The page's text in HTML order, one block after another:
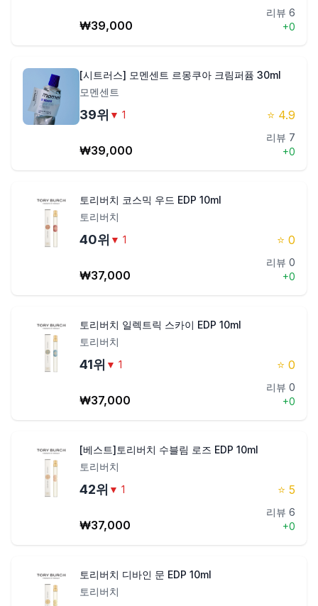
₩39,000
리뷰 6
+0
[시트러스] 모멘센트 르몽쿠아 크림퍼퓸 30ml
모멘센트
39위 ▼ 1 ⭐ 4.9
₩39,000
리뷰 7
+0
토리버치 코스믹 우드 EDP 10ml
토리버치
40위 ▼ 1 ⭐ 0
₩37,000
리뷰 0
+0
토리버치 일렉트릭 스카이 EDP 10ml
토리버치
41위 ▼ 1 ⭐ 0
₩37,000
리뷰 0
+0
[베스트]토리버치 수블림 로즈 EDP 10ml
토리버치
42위 ▼ 1 ⭐ 5
₩37,000
리뷰 6
+0
토리버치 디바인 문 EDP 10ml
토리버치